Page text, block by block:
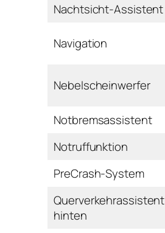
Nachtsicht-Assistent
Navigation
Nebelscheinwerfer
Notbremsassistent
Notruffunktion
PreCrash-System
Querverkehrassistent
hinten